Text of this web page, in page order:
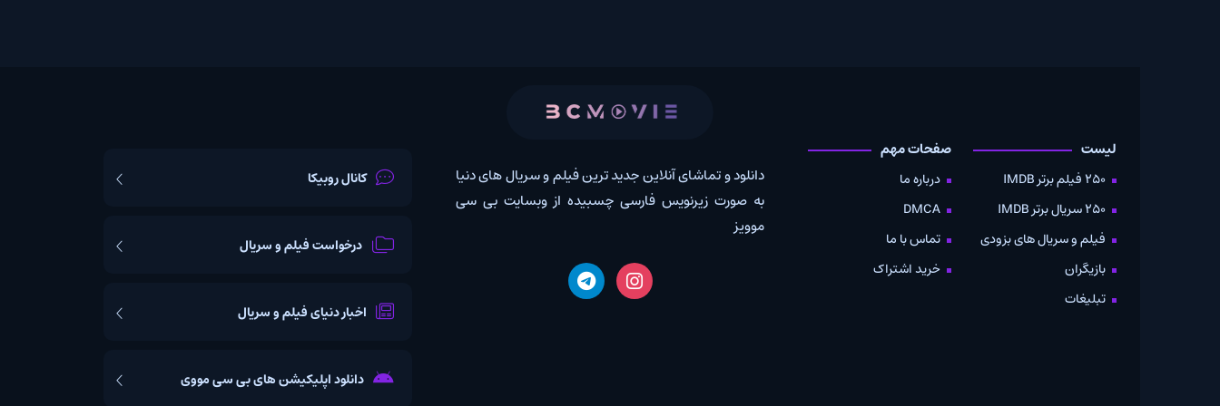
فیلم و سریال های بزودی
صفحات مهم
درباره ما
DMCA
تماس با ما
دانلود و تماشای آنلاین جدید ترین فیلم و سریال های دنیا
به صورت زیرنویس فارسی چسبیده از وبسایت بی سی
کانال روبیکا
درخواست فیلم و سریال
اخبار دنیای فیلم و سریال
دانلود اپلیکیشن های بی سی مووی